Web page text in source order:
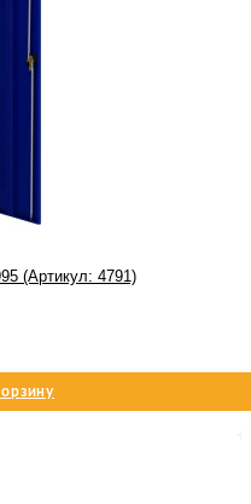
(Артикул: 4791)